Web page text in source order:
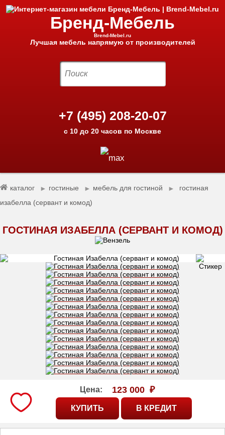
Бренд-Мебель
Brend-Mebel.ru
Лучшая мебель напрямую от производителей
+7 (495) 208-20-07
с 10 до 20 часов по Москве
каталог ► гостиные ► мебель для гостиной ►
гостиная
изабелла (сервант и комод)
ГОСТИНАЯ ИЗАБЕЛЛА (СЕРВАНТ И КОМОД)
Цена: 123 000 ₽